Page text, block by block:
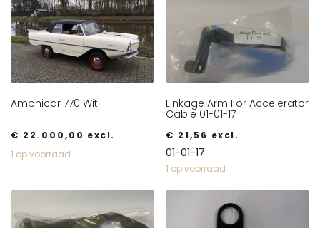
Amphicar 770 Wit
€ 22.000,00 excl.
1 op voorraad
Linkage Arm For Accelerator
Cable 01-01-17
€ 21,56 excl.
01-01-17
1 op voorraad